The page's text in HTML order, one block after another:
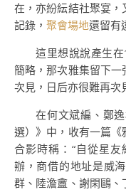
在，亦紛紜結社聚宴
記錄， 聚會場地還留有
這里想說說產生
簡略，那次雅集留下
次見，日后亦很難再次
在何文斌編、鄭
選）》中，收有一篇
合影時稱：“自從星
辦，商借的地址是威
群、陸澹盦、謝閑鷗